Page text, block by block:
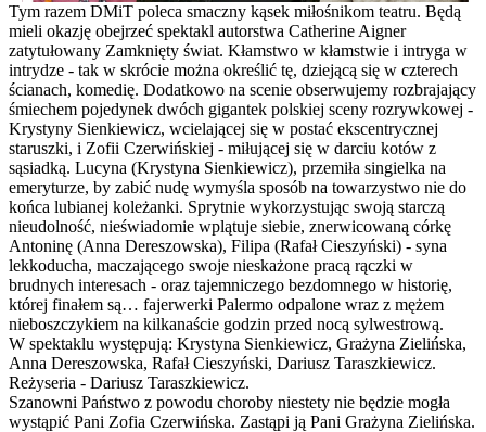
Tym razem DMiT poleca smaczny kąsek miłośnikom teatru. Będą
mieli okazję obejrzeć spektakl autorstwa Catherine Aigner
zatytułowany Zamknięty świat. Kłamstwo w kłamstwie i intryga w
intrydze - tak w skrócie można określić tę, dziejącą się w czterech
ścianach, komedię. Dodatkowo na scenie obserwujemy rozbrajający
śmiechem pojedynek dwóch gigantek polskiej sceny rozrywkowej -
Krystyny Sienkiewicz, wcielającej się w postać ekscentrycznej
staruszki, i Zofii Czerwińskiej - miłującej się w darciu kotów z
sąsiadką. Lucyna (Krystyna Sienkiewicz), przemiła singielka na
emeryturze, by zabić nudę wymyśla sposób na towarzystwo nie do
końca lubianej koleżanki. Sprytnie wykorzystując swoją starczą
nieudolność, nieświadomie wplątuje siebie, znerwicowaną córkę
Antoninę (Anna Dereszowska), Filipa (Rafał Cieszyński) - syna
lekkoducha, maczającego swoje nieskażone pracą rączki w
brudnych interesach - oraz tajemniczego bezdomnego w historię,
której finałem są… fajerwerki Palermo odpalone wraz z mężem
nieboszczykiem na kilkanaście godzin przed nocą sylwestrową.
W spektaklu występują: Krystyna Sienkiewicz, Grażyna Zielińska,
Anna Dereszowska, Rafał Cieszyński, Dariusz Taraszkiewicz.
Reżyseria - Dariusz Taraszkiewicz.
Szanowni Państwo z powodu choroby niestety nie będzie mogła
wystąpić Pani Zofia Czerwińska. Zastąpi ją Pani Grażyna Zielińska.